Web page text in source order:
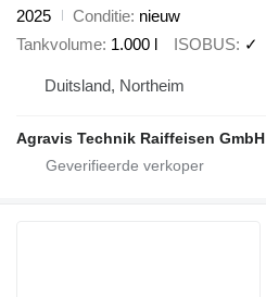
2025
Conditie nieuw
Tankvolume 1.000 l ISOBUS ✓
Duitsland, Northeim
Agravis Technik Raiffeisen GmbH